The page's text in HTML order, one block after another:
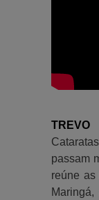
TREVO
passam
reúne as